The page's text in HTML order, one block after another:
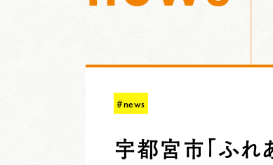
#news
宇都宮市「ふれ